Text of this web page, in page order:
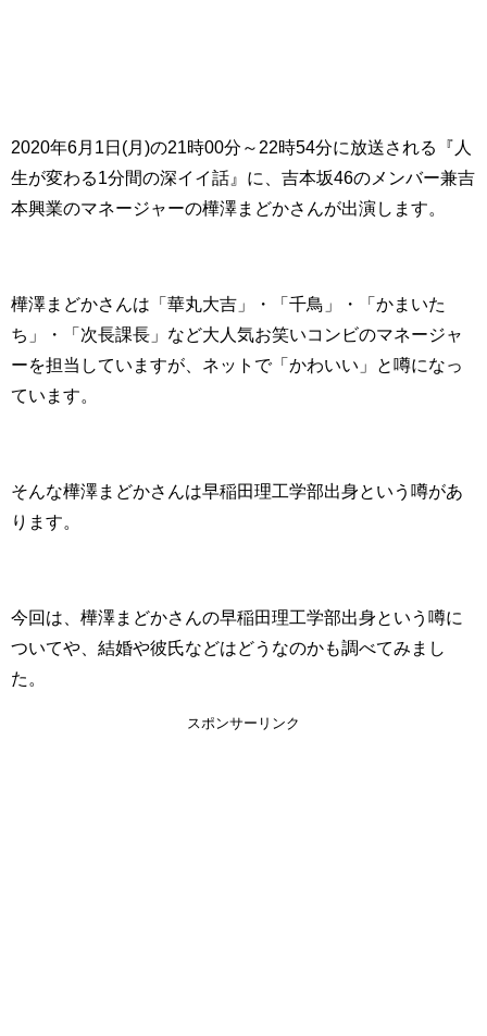
2020年6月1日(月)の21時00分～22時54分に放送される『人
生が変わる1分間の深イイ話』に、吉本坂46のメンバー兼吉
本興業のマネージャーの樺澤まどかさんが出演します。
樺澤まどかさんは「華丸大吉」・「千鳥」・「かまいた
ち」・「次長課長」など大人気お笑いコンビのマネージャ
ーを担当していますが、ネットで「かわいい」と噂になっ
ています。
そんな樺澤まどかさんは早稲田理工学部出身という噂があ
ります。
今回は、樺澤まどかさんの早稲田理工学部出身という噂に
ついてや、結婚や彼氏などはどうなのかも調べてみまし
た。
スポンサーリンク